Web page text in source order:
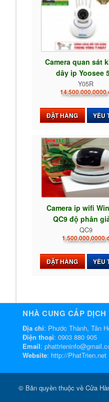
Camera quan sát
dây ip Yoosee
Y05R
14.500.000,0000
ĐẶT HÀNG YÊU
Camera ip wifi
QC9 độ phân
QC9
1.500.000,0000
ĐẶT HÀNG YÊU
NHÀ CUNG CẤP DỊCH
Địa chỉ: Phước Thành, Tân
Điện thoại: 0903 880 905
Email:
Website: http://PhatTrien.net
© Bản quyền thuộc về Cửa